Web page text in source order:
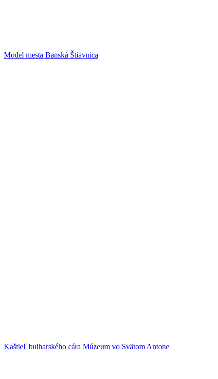
Model mesta Banská Štiavnica
Kaštieľ bulharského cára Múzeum vo Svätom Antone